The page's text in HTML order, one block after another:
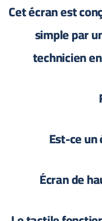
Cet écran est
simple par
technicien